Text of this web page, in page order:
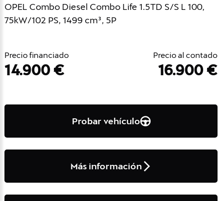
OPEL Combo Diesel Combo Life 1.5TD S/S L 100,
75kW/102 PS, 1499 cm³, 5P
Precio financiado
14.900 €
Precio al contado
16.900 €
Probar vehículo
Más información